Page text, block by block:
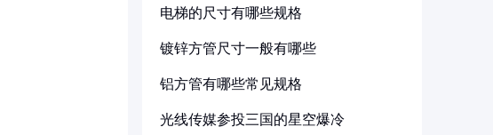
电梯的尺寸有哪些规格
镀锌方管尺寸一般有哪些
铝方管有哪些常见规格
光线传媒参投三国的星空爆冷